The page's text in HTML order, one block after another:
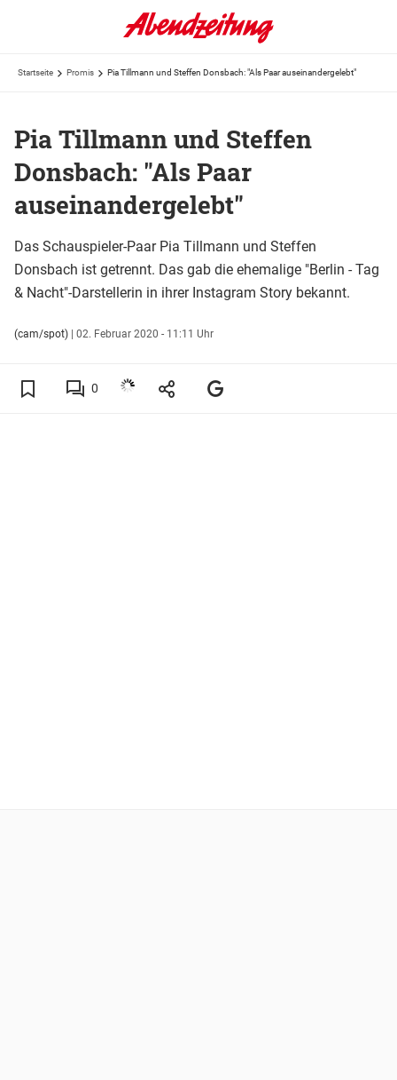
Startseite Promis Pia Tillmann und Steffen Donsbach: "Als Paar auseinandergelebt"
Pia Tillmann und Steffen
Donsbach: "Als Paar
auseinandergelebt"
Das Schauspieler-Paar Pia Tillmann und Steffen
Donsbach ist getrennt. Das gab die ehemalige "Berlin - Tag
& Nacht"-Darstellerin in ihrer Instagram Story bekannt.
(cam/spot) | 02. Februar 2020 - 11:11 Uhr
0